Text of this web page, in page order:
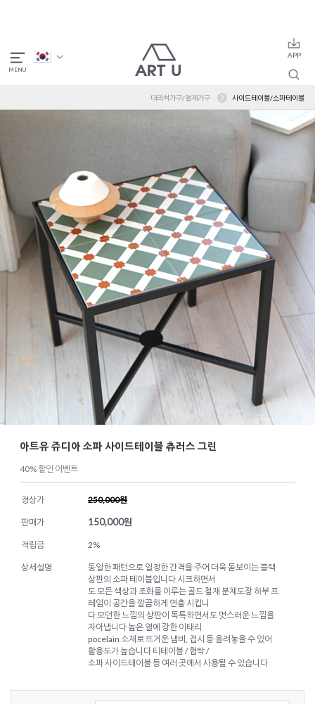
대리석가구/철재가구 사이드테이블/소파테이블
아트유 쥬디아 소파 사이드테이블 츄러스 그린
40% 할인 이벤트
정상가 250,000원
판매가 150,000원
적립금 2%
상세설명
동일한 패턴으로 일정한 간격을 주어 더욱 돋보이는 블랙
상판의 소파 테이블입니다 시크하면서
도 모든 색상과 조화를 이루는 골드 철재 분체도장 하부 프
레임이 공간을 깔끔하게 연출 시킵니
다 모던한 느낌의 상판이 독특하면서도 멋스러운 느낌을
자아냅니다 높은 열에 강한 이태리
pocelain 소재로 뜨거운 냄비, 접시 등 올려놓을 수 있어
활용도가 높습니다 티테이블 / 협탁 /
소파 사이드테이블 등 여러 곳에서 사용될 수 있습니다